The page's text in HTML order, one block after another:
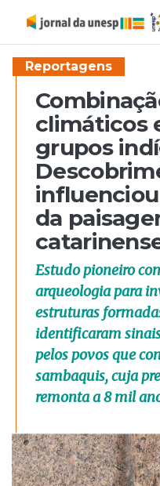
Reportagens
climáticos
grupos
da
Estudo pioneiro
arqueologia para
estruturas
identificaram
pelos povos que
sambaquis, cuja
remonta a 8 mil